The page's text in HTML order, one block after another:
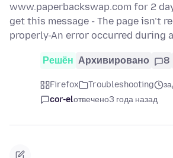
www.paperbackswap.com for 2
get this message - The page isn’t
properly-An error occurred during
Решён Архивировано 8
Firefox Troubleshooting
cor-elотвечено3 года назад